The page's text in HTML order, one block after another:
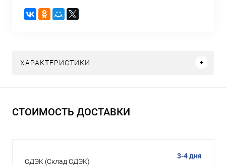
ХАРАКТЕРИСТИКИ
СТОИМОСТЬ ДОСТАВКИ
СДЭК (Склад СДЭК)
3-4 дня